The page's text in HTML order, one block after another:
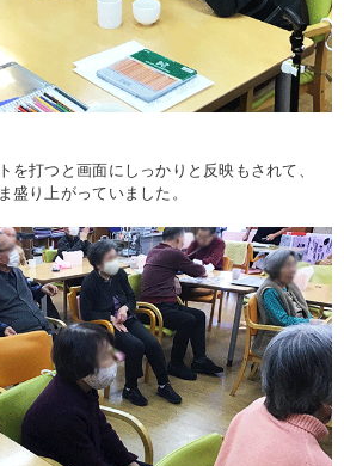
を打つと画面にしっかりと反映もされて、
盛り上がっていました。